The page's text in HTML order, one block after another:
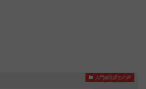
入門編受講生の声